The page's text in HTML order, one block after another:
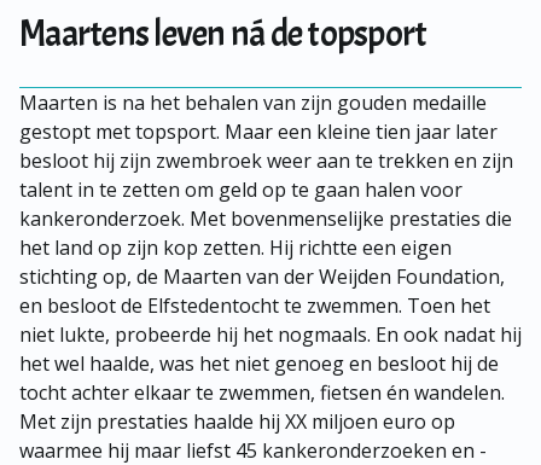
Maartens leven ná de topsport
Maarten is na het behalen van zijn gouden medaille
gestopt met topsport. Maar een kleine tien jaar later
besloot hij zijn zwembroek weer aan te trekken en zijn
talent in te zetten om geld op te gaan halen voor
kankeronderzoek. Met bovenmenselijke prestaties die
het land op zijn kop zetten. Hij richtte een eigen
stichting op, de Maarten van der Weijden Foundation,
en besloot de Elfstedentocht te zwemmen. Toen het
niet lukte, probeerde hij het nogmaals. En ook nadat hij
het wel haalde, was het niet genoeg en besloot hij de
tocht achter elkaar te zwemmen, fietsen én wandelen.
Met zijn prestaties haalde hij XX miljoen euro op
waarmee hij maar liefst 45 kankeronderzoeken en -